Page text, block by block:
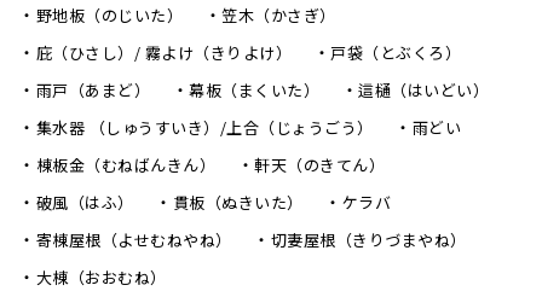
野地板（のじいた）
笠木（かさぎ）
庇（ひさし）/ 霧よけ（きりよけ）
戸袋（とぶくろ）
雨戸（あまど）
幕板（まくいた）
這樋（はいどい）
集水器 （しゅうすいき）/上合（じょうごう）
雨どい
棟板金（むねばんきん）
軒天（のきてん）
破風（はふ）
貫板（ぬきいた）
ケラバ
寄棟屋根（よせむねやね）
切妻屋根（きりづまやね）
大棟（おおむね）